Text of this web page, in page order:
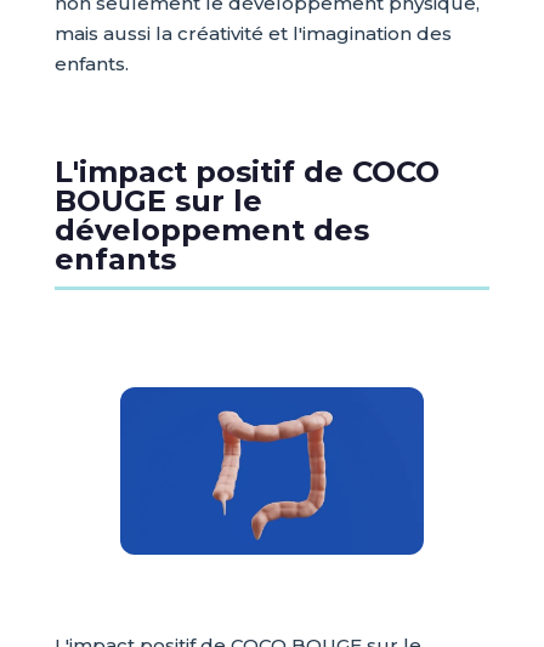
mais aussi la créativité et l'imagination des
enfants.
L'impact positif de COCO
BOUGE sur le
développement des
enfants